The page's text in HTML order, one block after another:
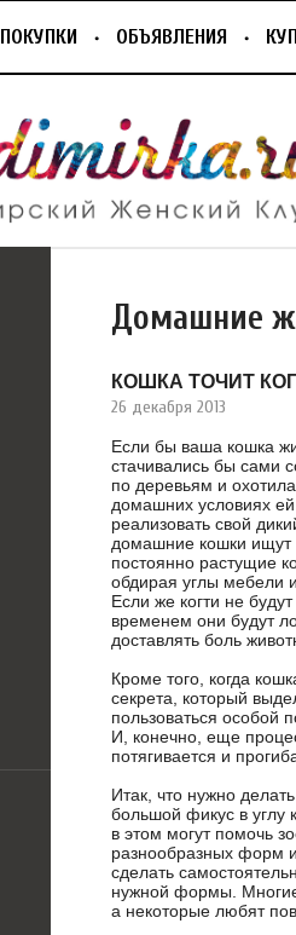
ПОКУПКИ ОБЪЯВЛЕНИЯ
Домашние
КОШКА ТОЧИТ
26 декабря 2013
Если бы ваша кошка
стачивались бы сами
по деревьям и
домашних условиях
реализовать свой
домашние кошки ищут
постоянно растущие
обдирая углы мебели
Если же когти не
временем они будут
доставлять боль
Кроме того, когда
секрета, который
пользоваться особой
И, конечно, еще
потягивается и
Итак, что нужно
большой фикус в углу
в этом могут помочь
разнообразных форм
сделать
нужной формы. Многие
а некоторые любят